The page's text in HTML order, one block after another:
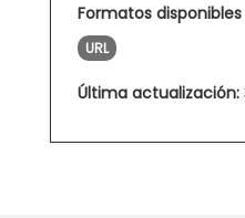
Formatos disponibles
URL
Última actualización: